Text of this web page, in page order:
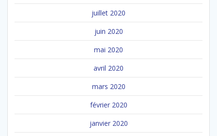
juillet 2020
juin 2020
mai 2020
avril 2020
mars 2020
février 2020
janvier 2020